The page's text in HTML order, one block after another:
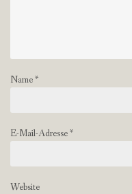
Name*
E-Mail-Adresse*
Website